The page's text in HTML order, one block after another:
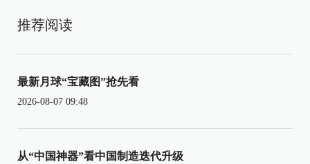
推荐阅读
最新月球“宝藏图”抢先看
2026-08-07 09:48
从“中国神器”看中国制造迭代升级